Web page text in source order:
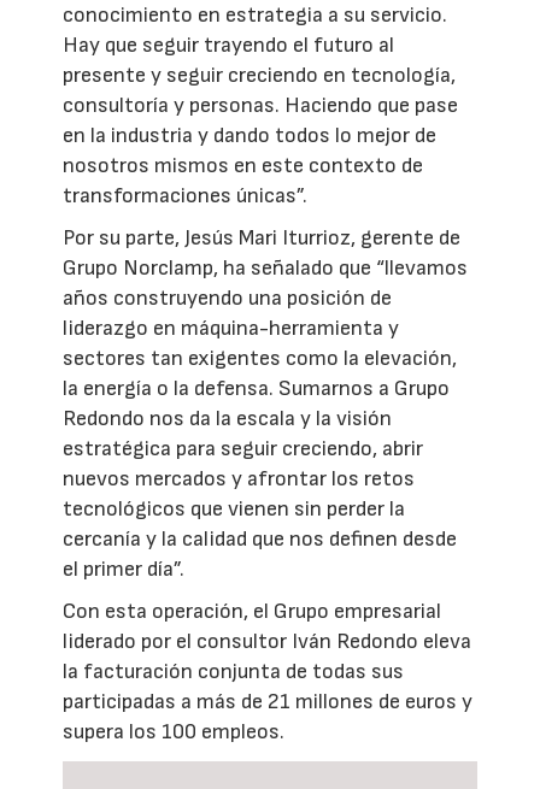
conocimiento en estrategia a su servicio.
Hay que seguir trayendo el futuro al
presente y seguir creciendo en tecnología,
consultoría y personas. Haciendo que pase
en la industria y dando todos lo mejor de
nosotros mismos en este contexto de
transformaciones únicas”.
Por su parte, Jesús Mari Iturrioz, gerente de
Grupo Norclamp, ha señalado que “llevamos
años construyendo una posición de
liderazgo en máquina-herramienta y
sectores tan exigentes como la elevación,
la energía o la defensa. Sumarnos a Grupo
Redondo nos da la escala y la visión
estratégica para seguir creciendo, abrir
nuevos mercados y afrontar los retos
tecnológicos que vienen sin perder la
cercanía y la calidad que nos definen desde
el primer día”.
Con esta operación, el Grupo empresarial
liderado por el consultor Iván Redondo eleva
la facturación conjunta de todas sus
participadas a más de 21 millones de euros y
supera los 100 empleos.